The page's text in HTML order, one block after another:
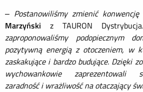
– Postanowiliśmy zmienić
Marzyński z TAURON
zaproponowaliśmy podopiecznym
pozytywną energią z otoczeniem, w
zaskakujące i bardzo budujące. Dzięki
wychowankowie zaprezentowali
zaradność i wrażliwość na otaczający